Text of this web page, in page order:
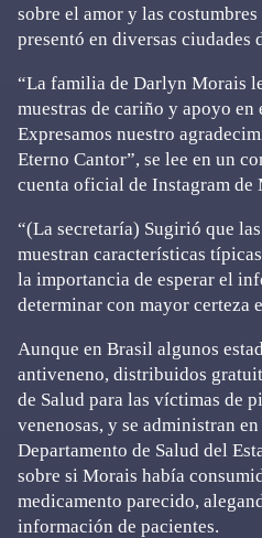
sobre el amor y las
presentó en diversas ciudades
“La familia de Darlyn Morais
muestras de cariño y apoyo
Expresamos nuestro
Eterno Cantor”, se lee en un
cuenta oficial de Instagram de
“(La secretaría) Sugirió que
muestran características
la importancia de esperar el
determinar con mayor certeza
Aunque en Brasil algunos
antiveneno, distribuidos
de Salud para las víctimas de
venenosas, y se administran
Departamento de Salud del
sobre si Morais había
medicamento parecido,
información de pacientes.